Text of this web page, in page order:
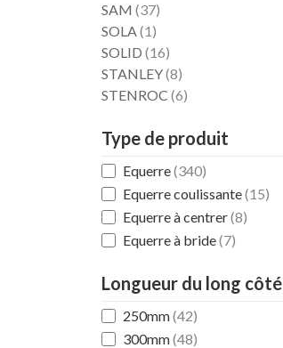
SAM (37)
SOLA(1)
SOLID (16)
STANLEY(8)
STENROC (6)
Type de produit
Equerre(340)
Equerre coulissante(15)
Equerre à centrer(8)
Equerre à bride(7)
Longueur du long côté
250mm(42)
300mm(48)